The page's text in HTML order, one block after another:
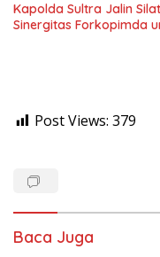
Kapolda Sultra Jalin
Sinergitas Forkopimda
Post Views: 379
Baca Juga